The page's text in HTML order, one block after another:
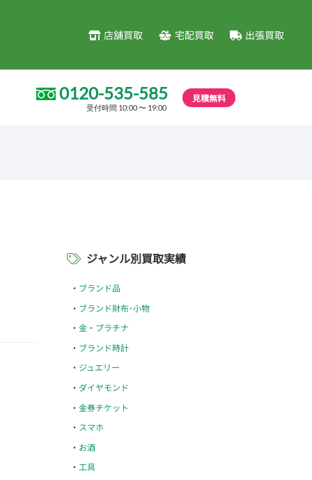
店舗買取 宅配買取 出張買取
0120-535-585
受付時間 10:00 〜 19:00
見積無料
ジャンル別買取実績
ブランド品
ブランド財布･小物
金・プラチナ
ブランド時計
ジュエリー
ダイヤモンド
金券チケット
スマホ
お酒
工具